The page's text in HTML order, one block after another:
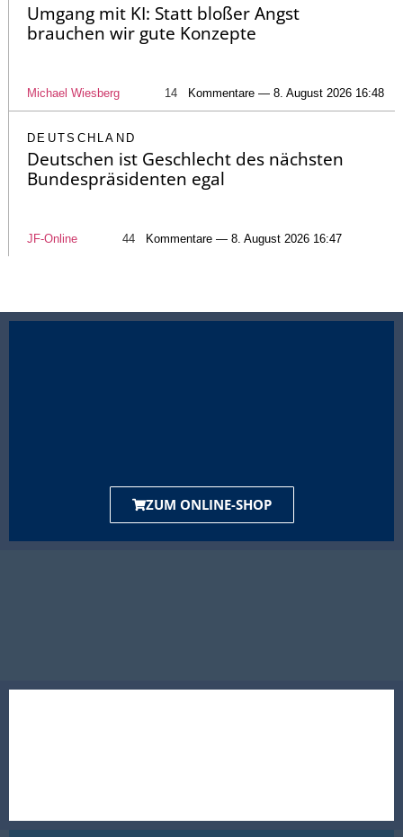
Umgang mit KI: Statt bloßer Angst
brauchen wir gute Konzepte
Michael Wiesberg 14 Kommentare — 8. August 2026 16:48
DEUTSCHLAND
Deutschen ist Geschlecht des nächsten
Bundespräsidenten egal
JF-Online 44 Kommentare — 8. August 2026 16:47
ZUM ONLINE-SHOP